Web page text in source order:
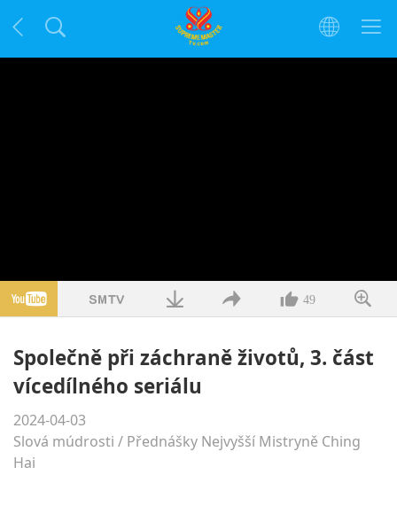
49
Společně při záchraně životů, 3. část
vícedílného seriálu
2024-04-03
Slová múdrosti / Přednášky Nejvyšší Mistryně Ching
Hai